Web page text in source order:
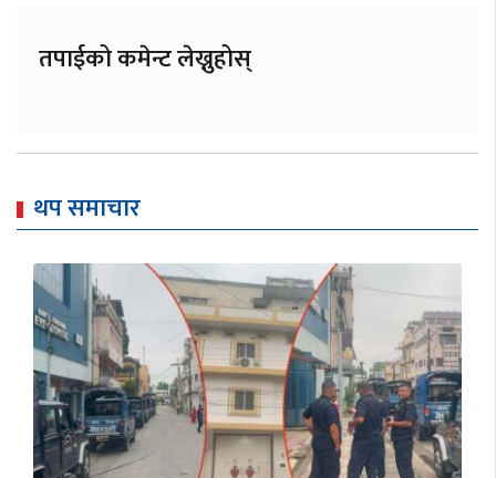
तपाईको कमेन्ट लेख्नुहोस्
थप समाचार